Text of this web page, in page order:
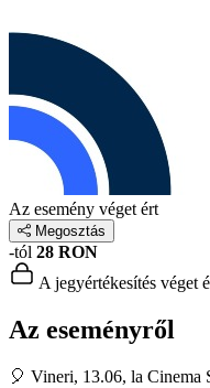
Az esemény véget ért
Megosztás
-tól 28 RON
A jegyértékesítés véget
Az eseményről
🎈 Vineri, 13.06, la